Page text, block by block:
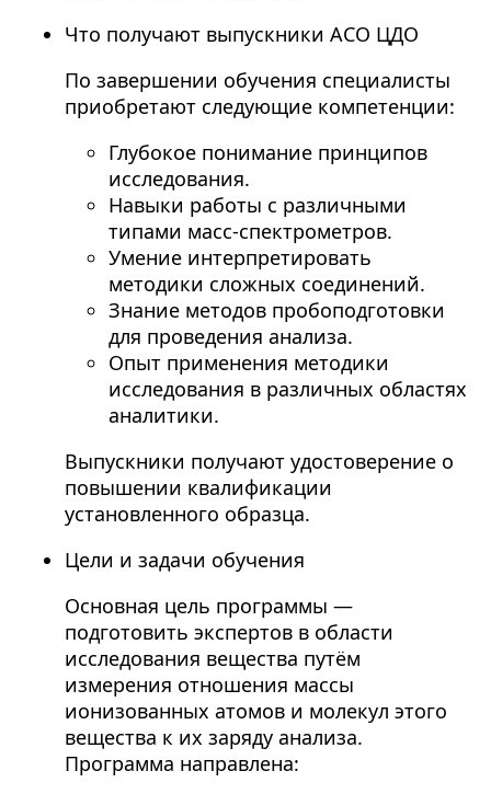
Что получают выпускники АСО ЦДО
По завершении обучения специалисты
приобретают следующие компетенции:
Глубокое понимание принципов
исследования.
Навыки работы с различными
типами масс-спектрометров.
Умение интерпретировать
методики сложных соединений.
Знание методов пробоподготовки
для проведения анализа.
Опыт применения методики
исследования в различных областях
аналитики.
Выпускники получают удостоверение о
повышении квалификации
установленного образца.
Цели и задачи обучения
Основная цель программы —
подготовить экспертов в области
исследования вещества путём
измерения отношения массы
ионизованных атомов и молекул этого
вещества к их заряду анализа.
Программа направлена: